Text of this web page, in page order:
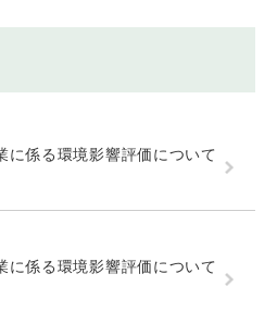
に係る環境影響評価について
に係る環境影響評価について